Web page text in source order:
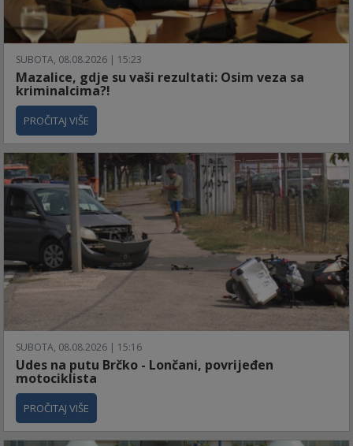
SUBOTA, 08.08.2026 | 15:23
Mazalice, gdje su vaši rezultati: Osim veza sa
kriminalcima?!
PROČITAJ VIŠE
SUBOTA, 08.08.2026 | 15:16
Udes na putu Brčko - Lončani, povrijeđen
motociklista
PROČITAJ VIŠE